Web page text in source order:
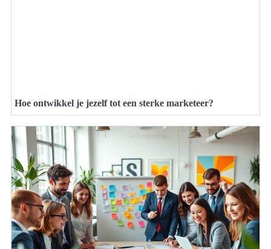
Hoe ontwikkel je jezelf tot een sterke marketeer?